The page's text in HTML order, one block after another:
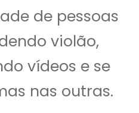
de pessoas
violão,
vídeos e se
nas outras.